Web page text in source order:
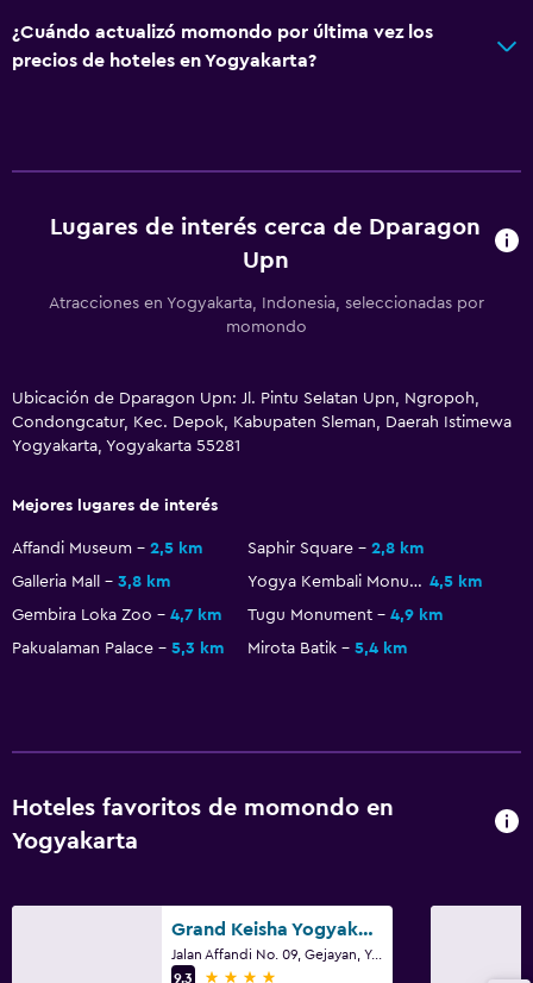
¿Cuándo actualizó momondo por última vez los
precios de hoteles en Yogyakarta?
Lugares de interés cerca de Dparagon
Upn
Atracciones en Yogyakarta, Indonesia, seleccionadas por
momondo
Ubicación de Dparagon Upn: Jl. Pintu Selatan Upn, Ngropoh,
Condongcatur, Kec. Depok, Kabupaten Sleman, Daerah Istimewa
Yogyakarta, Yogyakarta 55281
Mejores lugares de interés
Affandi Museum 2,5 km Saphir Square
2,8 km
Galleria Mall
3,8 km Yogya Kembali Monument 4,5 km
Gembira Loka Zoo
4,7 km Tugu Monument
4,9 km
Pakualaman Palace
5,3 km Mirota Batik 5,4 km
Hoteles favoritos de momondo en
Yogyakarta
Grand Keisha Yogyakarta
Jalan Affandi No. 09, Gejayan, Yogyakarta
9,3
4 estrellas